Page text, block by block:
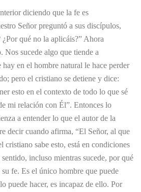
diciendo que la fe es
Señor preguntó a sus discípulos,
¿Por qué no la aplicáis?” Ahora
Nos sucede algo que tiende a
en el hombre natural le hace perder
pero el cristiano se detiene y dice:
esto en el contexto de todo lo que sé
mi relación con Él”. Entonces lo
a entender lo que el autor de la
decir cuando afirma, “El Señor, al que
cristiano sabe esto, está en condiciones
incluso mientras sucede, por qué
fe. Es el único hombre que puede
puede hacer, es incapaz de ello. Por